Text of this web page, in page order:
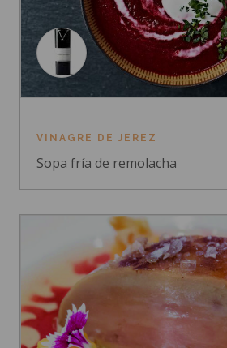
VINAGRE DE JEREZ
Sopa fría de remolacha